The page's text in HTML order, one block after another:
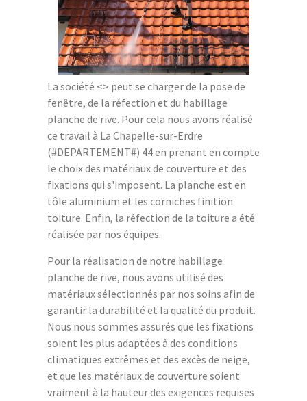
La société <> peut se charger de la pose de
fenêtre, de la réfection et du habillage
planche de rive. Pour cela nous avons réalisé
ce travail à La Chapelle-sur-Erdre
(#DEPARTEMENT#) 44 en prenant en compte
le choix des matériaux de couverture et des
fixations qui s'imposent. La planche est en
tôle aluminium et les corniches finition
toiture. Enfin, la réfection de la toiture a été
réalisée par nos équipes.
Pour la réalisation de notre habillage
planche de rive, nous avons utilisé des
matériaux sélectionnés par nos soins afin de
garantir la durabilité et la qualité du produit.
Nous nous sommes assurés que les fixations
soient les plus adaptées à des conditions
climatiques extrêmes et des excès de neige,
et que les matériaux de couverture soient
vraiment à la hauteur des exigences requises